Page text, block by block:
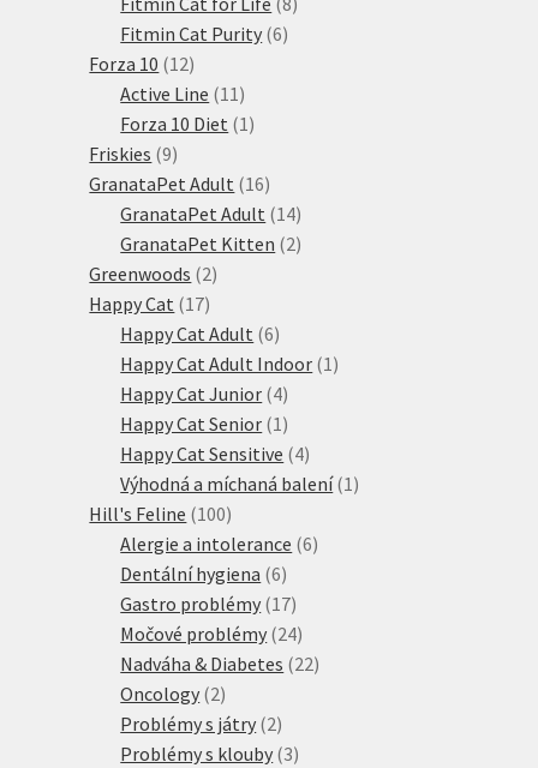
Fitmin Cat Purity 66
Forza 10 1212
produktů
Active Line 11 11
produktů
Forza 10 Diet 1 1
Friskies 99
produktů
GranataPet Adult 1616
produktů
GranataPet Adult 1414
produktů
GranataPet Kitten 22
Greenwoods 22
Happy Cat 1717
produktů
Happy Cat Adult 66
produktů
Happy Cat Adult Indoor 1 1
Happy Cat Junior 44
produkty
Happy Cat Senior 1 1
produkt
Happy Cat Sensitive 44
produkty
Výhodná a míchaná balení 1 1
Hill's Feline 100100
produktů
Alergie a intolerance 66
Dentální hygiena 66
produktů
Gastro problémy 1717
produktů
Močové problémy 2424
produktů
Nadváha & Diabetes 2222
Oncology 22
produkty
Problémy s játry 22
produkty
Problémy s klouby 33